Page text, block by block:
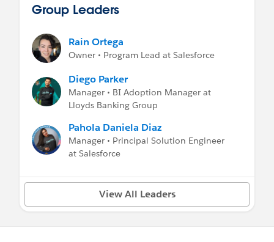
Group Leaders
Rain Ortega
Owner • Program Lead at Salesforce
Diego Parker
Manager • BI Adoption Manager at
Lloyds Banking Group
Pahola Daniela Diaz
Manager • Principal Solution Engineer
at Salesforce
View All Leaders